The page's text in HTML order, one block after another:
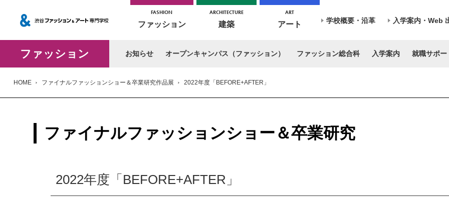
FASHION
ファッション
ARCHITECTURE
建築
ART
アート 学校概要・沿革 入学案内・Web
ファッション お知らせ オープンキャンパス（ファッション） ファッション総合科 入学案内 就職サポー
HOME ファイナルファッションショー＆卒業研究作品展 2022年度「BEFORE+AFTER」
ファイナルファッションショー＆卒業研究
2022年度「BEFORE+AFTER」